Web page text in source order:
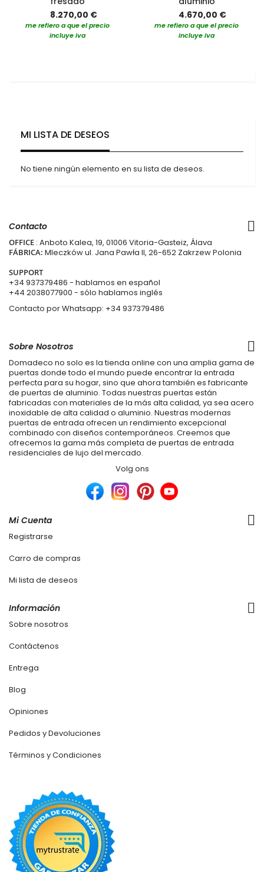
8.270,00 €
me refiero a que el precio
incluye iva
4.670,00 €
me refiero a que el precio
incluye iva
MI LISTA DE DESEOS
No tiene ningún elemento en su lista de deseos.
Contacto
OFFICE : Anboto Kalea, 19, 01006 Vitoria-Gasteiz, Álava
FÁBRICA: Mleczków ul. Jana Pawła II, 26-652 Zakrzew Polonia
SUPPORT
+34 937379486 - hablamos en español
+44 2038077900 - sólo hablamos inglés
Contacto por Whatsapp: +34 937379486
Sobre Nosotros
Domadeco no solo es la tienda online con una amplia gama de
puertas donde todo el mundo puede encontrar la entrada
perfecta para su hogar, sino que ahora también es fabricante
de puertas de aluminio. Todas nuestras puertas están
fabricadas con materiales de la más alta calidad, ya sea acero
inoxidable de alta calidad o aluminio. Nuestras modernas
puertas de entrada ofrecen un rendimiento excepcional
combinado con diseños contemporáneos. Creemos que
ofrecemos la gama más completa de puertas de entrada
residenciales de lujo del mercado.
Volg ons
Mi Cuenta
Registrarse
Carro de compras
Mi lista de deseos
Información
Sobre nosotros
Contáctenos
Entrega
Blog
Opiniones
Pedidos y Devoluciones
Términos y Condiciones